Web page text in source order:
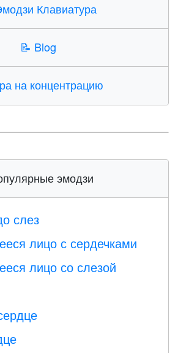
Клавиатура
📝 Blog
на концентрацию
эмодзи
слез
лицо с сердечками
лицо со слезой